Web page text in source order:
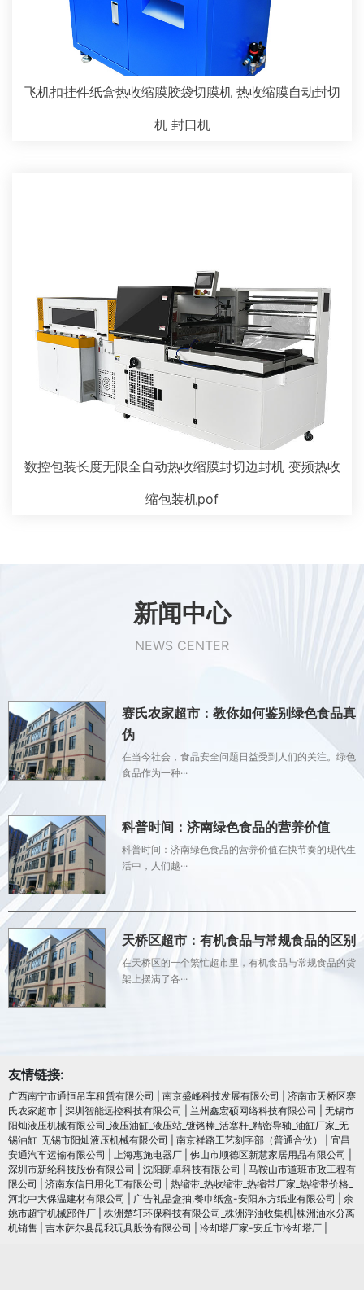
飞机扣挂件纸盒热收缩膜胶袋切膜机 热收缩膜自动封切
机 封口机
数控包装长度无限全自动热收缩膜封切边封机 变频热收
缩包装机pof
新闻中心
NEWS CENTER
赛氏农家超市：教你如何鉴别绿色食品真
伪
在当今社会，食品安全问题日益受到人们的关注。绿色
食品作为一种···
科普时间：济南绿色食品的营养价值
科普时间：济南绿色食品的营养价值在快节奏的现代生
活中，人们越···
天桥区超市：有机食品与常规食品的区别
在天桥区的一个繁忙超市里，有机食品与常规食品的货
架上摆满了各···
友情链接:
广西南宁市通恒吊车租赁有限公司 南京盛峰科技发展有限公司
济南市天桥区赛
氏农家超市
深圳智能远控科技有限公司 兰州鑫宏硕网络科技有限公司
无锡市
阳灿液压机械有限公司_液压油缸_液压站_镀铬棒_活塞杆_精密导轴_油缸厂家_无
锡油缸_无锡市阳灿液压机械有限公司
南京祥路工艺刻字部（普通合伙）
宜昌
安通汽车运输有限公司
上海惠施电器厂 佛山市顺德区新慧家居用品有限公司
深圳市新纶科技股份有限公司
沈阳朗卓科技有限公司
马鞍山市道班市政工程有
限公司
济南东信日用化工有限公司
热缩带_热收缩带_热缩带厂家_热缩带价格_
河北中大保温建材有限公司
广告礼品盒抽,餐巾纸盒-安阳东方纸业有限公司
余
姚市超宁机械部件厂
株洲楚轩环保科技有限公司_株洲浮油收集机|株洲油水分离
机销售
吉木萨尔县昆我玩具股份有限公司 冷却塔厂家-安丘市冷却塔厂